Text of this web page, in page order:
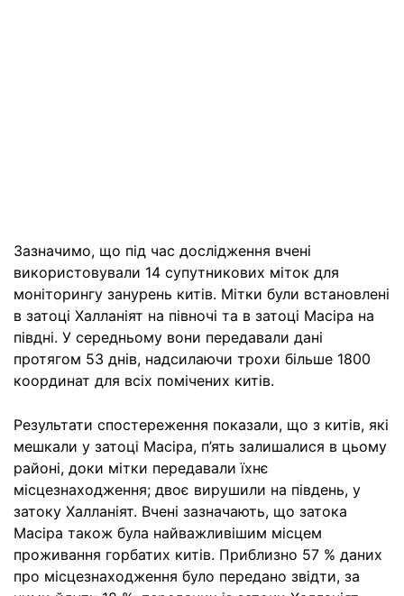
Зазначимо, що під час дослідження вчені
використовували 14 супутникових міток для
моніторингу занурень китів. Мітки були встановлені
в затоці Халланіят на півночі та в затоці Масіра на
півдні. У середньому вони передавали дані
протягом 53 днів, надсилаючи трохи більше 1800
координат для всіх помічених китів.
Результати спостереження показали, що з китів, які
мешкали у затоці Масіра, п’ять залишалися в цьому
районі, доки мітки передавали їхнє
місцезнаходження; двоє вирушили на південь, у
затоку Халланіят. Вчені зазначають, що затока
Масіра також була найважливішим місцем
проживання горбатих китів. Приблизно 57 % даних
про місцезнаходження було передано звідти, за